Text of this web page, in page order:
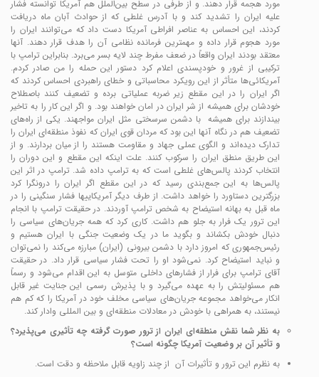
مورد هجمه قرار دهند. و از طرفی در سطح بین‌الملل هم آمریکا توانسته فشار
علیه ایران را تشدید کند و با آدرس غلطی که از حوادث آبان ماه دریافت
کردند، این احساس به عناصر افراطی آمریکا دست داد که می‌توانند ایران را
مورد هجوم قرار داده و مهمترین فرمانده نظامی آن را هدف قرار دهند. آنها
معتقد بودند ایران واقعاً در ضعف مفرط چند لایه بسر می‌برد. بنابراین ترامپ با
ترکیبی از غرور و خودپسندی اعلام کرد دستور این حمله را من صادر کردم.
آمریکائی‌ها متأثر از این رویکرد محاسباتی و خطای راهبردی احساس کردند که
اگر ایران را در این مقطع زیر ضربه عملیاتی برده و تضعیف کنند باصطلاح
خودشان برای همیشه از شر ایران در امان خواهند بود. و اگر این کار را به تاخیر
بیندازند برای همیشه با دشمن سرسختی مثل ایران مواجهند. یکی از را‌ه‌های
تضعیف هم در نگاه آنها این بود که مردان قوی ایران که نفوذ منطقه‌ای ایران را
تدارک دیده‌اند و الگوی عملی جهاد و مقاومت هستند را از میان بردارند. و از
این طریق منطق ایران را سرکوب کنند. علت اینکه این مقطع و این دوران را
انتخاب کردند پالس‌های غلطی است که به ترامپ داده شد. ترامپ در اثر این
پالس‌ها به این جمع‌بندی رسید که در این مقطع اگر ایران را درونگرا کرد
بزرگترین دستاورد را خواهد داشت. از طرف دیگر آمریکاییها فشار سنگینی را در
ماه قبل به بهانه استیضاح به شخص ترامپ آوردند. در حقیقت ترامپ با انجام
این ترور یک فرار به جلو هم داشت. کاری کرد که همه جریان‌های سیاسی را
دنبال خودش بکشاند و بگوید ما در یک وضعیت جنگی با ایران هستیم و
رئیس‌جمهوری که امروز دارد با دشمن بیرونی (ایران) مبارزه می‌کند را نمی‌توان
و نباید استیضاح کرد. نمی‌شود او را تحت فشار سیاسی قرار داد. در حقیقت
آقای ترامپ برای فرار از فشارهای داخلی متوسل به این اقدام می‌شود و رسماً
هم مسئولیتش را به عهده می‌گیرد و با پذیرش رسمی این جنایت غیر قابل
انکار می‌‌خواهد مجموعه جریان‌های سیاسی مخلف خود در آمریکا را که کم هم
نیستند، به همراهی با خودش در معادلات منطقه‌ای و بین المللی وادار کند.
به نظر شما نقش منطقه‌ای ایران از ترور صورت گرفته چه تأثیری می‌پذیرد؟
و تأثیر آن بر وضعیت آمریکا چگونه است؟
به نظرم این ترور و تأثیرات آن از چند زاویه قابل ملاحظه و دقت است.